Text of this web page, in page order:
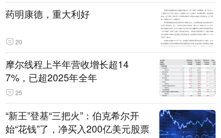
药明康德，重大利好
20
摩尔线程上半年营收增长超14
7%，已超2025年全年
25
“新王”登基“三把火”：伯克希尔开
始“花钱”了，净买入200亿美元股票